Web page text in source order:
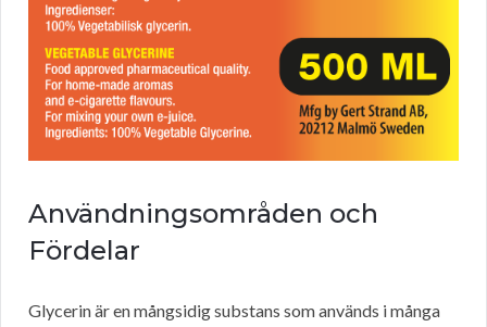
Användningsområden och
Fördelar
Glycerin är en mångsidig substans som används i många